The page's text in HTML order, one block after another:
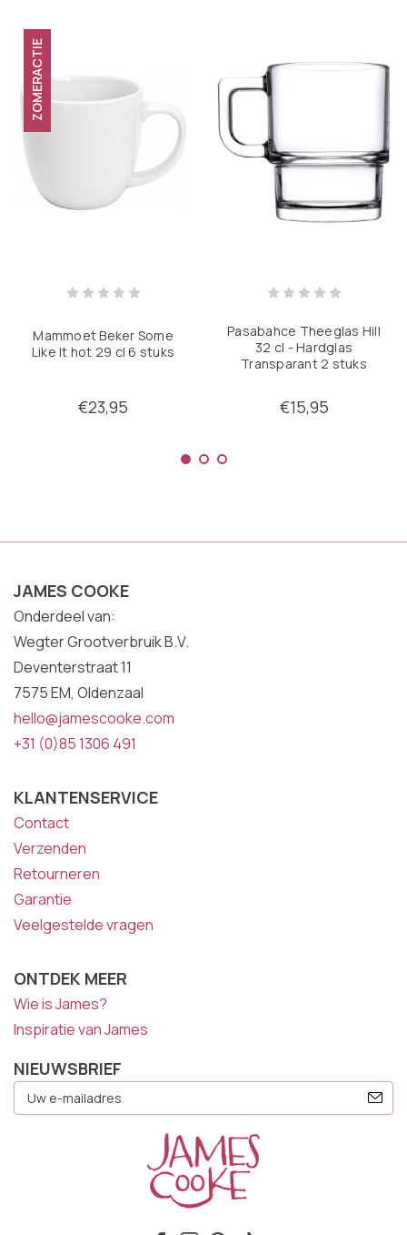
ZOMERACTIE
Mammoet Beker Some
Like It hot 29 cl 6 stuks
€23,95
Pasabahce Theeglas Hill
32 cl - Hardglas
Transparant 2 stuks
€15,95
JAMES COOKE
Onderdeel van:
Wegter Grootverbruik B.V.
Deventerstraat 11
7575 EM, Oldenzaal
hello@jamescooke.com
+31 (0)85 1306 491
KLANTENSERVICE
Contact
Verzenden
Retourneren
Garantie
Veelgestelde vragen
ONTDEK MEER
Wie is James?
Inspiratie van James
NIEUWSBRIEF
Mailadres